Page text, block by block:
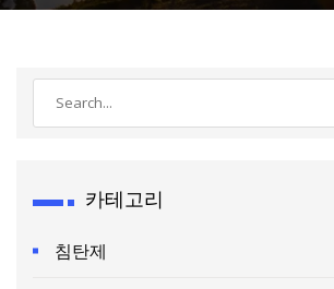
카테고리
침탄제